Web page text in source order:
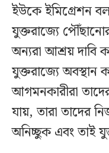
ইউকে ইমিগ্রেশন
যুক্তরাজ্যে
অন্যরা আশ্রয়
যুক্তরাজ্যে
আগমনকারীরা
যায়, তারা তাদের
অনিচ্ছুক এবং তাই